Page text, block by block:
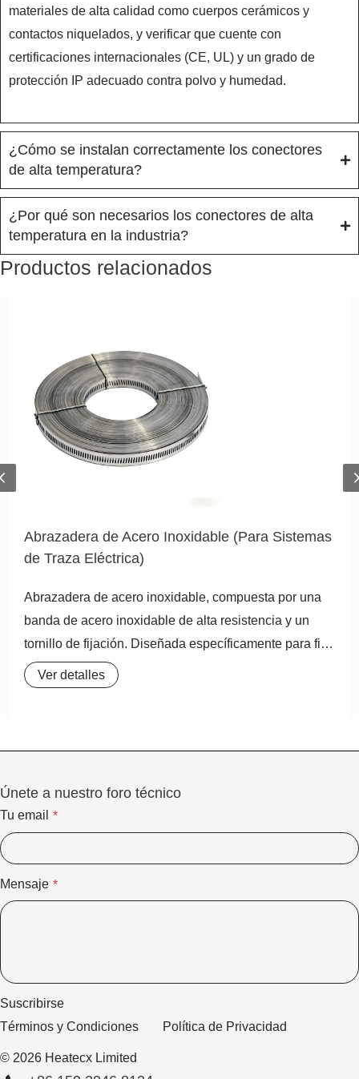
materiales de alta calidad como cuerpos cerámicos y
contactos niquelados, y verificar que cuente con
certificaciones internacionales (CE, UL) y un grado de
protección IP adecuado contra polvo y humedad.
¿Cómo se instalan correctamente los conectores
de alta temperatura?
¿Por qué son necesarios los conectores de alta
temperatura en la industria?
Productos relacionados
Abrazadera de Acero Inoxidable (Para Sistemas
de Traza Eléctrica)
Abrazadera de acero inoxidable, compuesta por una
banda de acero inoxidable de alta resistencia y un
tornillo de fijación. Diseñada específicamente para fijar
de forma segura cajas de conexiones y otros
accesorios en tuberías, ofrece una instalación flexible
Ver detalles
Previous
Únete a nuestro foro técnico
Tu email *
Mensaje *
Suscribirse
Términos y Condiciones
Política de Privacidad
© 2026 Heatecx Limited